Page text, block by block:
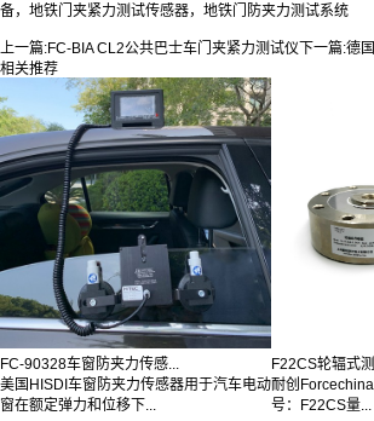
备，地铁门夹紧力测试传感器，地铁门防夹力测试系统
上一篇:FC-BIA CL2公共巴士车门夹紧力测试仪 下一篇:德
相关推荐
FC-90328车窗防夹力传感...
美国HISDI车窗防夹力传感器用于汽车电动
窗在额定弹力和位移下...
F22CS轮辐式
耐创
号：F22CS量...